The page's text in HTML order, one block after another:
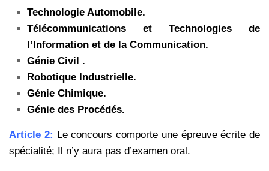
Technologie Automobile.
Télécommunications et Technologies de
l’Information et de la Communication.
Génie Civil .
Robotique Industrielle.
Génie Chimique.
Génie des Procédés.
Article 2: Le concours comporte une épreuve écrite de
spécialité; Il n’y aura pas d’examen oral.